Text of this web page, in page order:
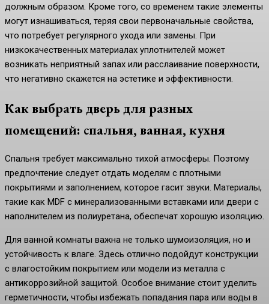
должным образом. Кроме того, со временем такие элементы
могут изнашиваться, теряя свои первоначальные свойства,
что потребует регулярного ухода или замены. При
низкокачественных материалах уплотнителей может
возникать неприятный запах или расслаивание поверхности,
что негативно скажется на эстетике и эффективности.
Как выбрать дверь для разных
помещений: спальня, ванная, кухня
Спальня требует максимально тихой атмосферы. Поэтому
предпочтение следует отдать моделям с плотными
покрытиями и заполнением, которое гасит звуки. Материалы,
такие как MDF с минерализованными вставками или двери с
наполнителем из полиуретана, обеспечат хорошую изоляцию.
Для ванной комнаты важна не только шумоизоляция, но и
устойчивость к влаге. Здесь отлично подойдут конструкции
с влагостойким покрытием или модели из металла с
антикоррозийной защитой. Особое внимание стоит уделить
герметичности, чтобы избежать попадания пара или воды в